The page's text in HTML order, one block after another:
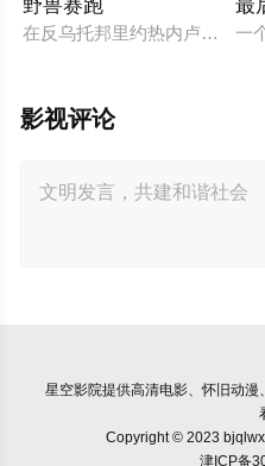
野兽赛跑
在反乌托邦里约热内卢废墟中
最
一
影视评论
星空影院提供高清电影、怀旧动
Copyright © 2023
津ICP备